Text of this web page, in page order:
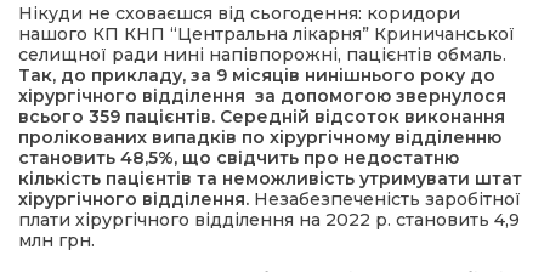
Нікуди не сховаєшся від сьогодення: коридори
нашого КП КНП “Центральна лікарня” Криничанської
селищної ради нині напівпорожні, пацієнтів обмаль.
Так, до прикладу, за 9 місяців нинішнього року до
хірургічного відділення за допомогою звернулося
всього 359 пацієнтів. Середній відсоток виконання
пролікованих випадків по хірургічному відділенню
становить 48,5%, що свідчить про недостатню
кількість пацієнтів та неможливість утримувати штат
хірургічного відділення. Незабезпеченість заробітної
плати хірургічного відділення на 2022 р. становить 4,9
млн грн.